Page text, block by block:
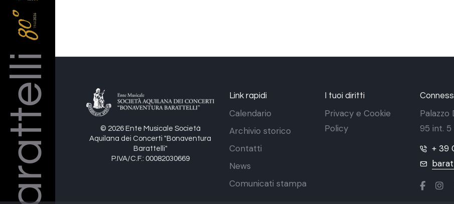
Barattelli
© 2026 Ente Musicale Società
Aquilana dei Concerti "Bonaventura
Barattelli"
P.IVA/C.F.: 00082030669
Link rapidi
Calendario
Archivio storico
Contatti
News
Comunicati stampa
I tuoi diritti
Privacy e Cookie
Policy
Palazzo
95 int. 5
+ 39